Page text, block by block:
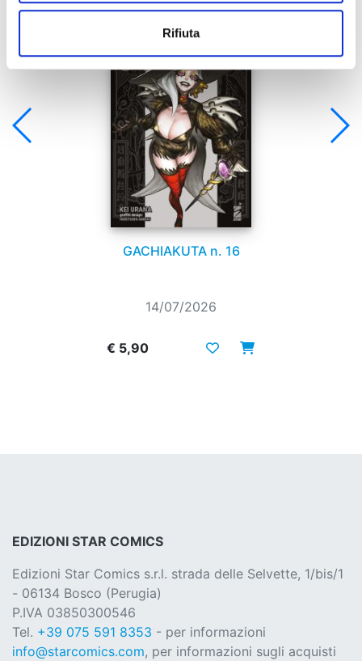
Rifiuta
GACHIAKUTA n. 16
14/07/2026
€ 5,90
EDIZIONI STAR COMICS
Edizioni Star Comics s.r.l. strada delle Selvette, 1/bis/1
- 06134 Bosco (Perugia)
P.IVA 03850300546
Tel. +39 075 591 8353 - per informazioni
info@starcomics.com, per informazioni sugli acquisti